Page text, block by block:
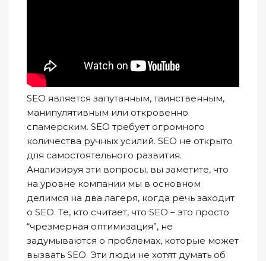
SEO является запутанным, таинственным,
манипулятивным или откровенно
спамерским. SEO требует огромного
количества ручных усилий. SEO не открыто
для самостоятельного развития.
Анализируя эти вопросы, вы заметите, что
на уровне компании мы в основном
делимся на два лагеря, когда речь заходит
о SEO. Те, кто считает, что SEO – это просто
“чрезмерная оптимизация”, не
задумываются о проблемах, которые может
вызвать SEO. Эти люди не хотят думать об